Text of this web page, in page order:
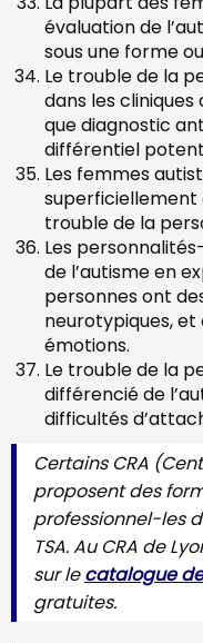
évaluation de
sous une forme
Le trouble de la
dans les cliniques
que diagnostic
différentiel
Les femmes
superficiellement
trouble de la
Les
de l’autisme en
personnes ont
neurotypiques,
émotions.
Le trouble de la
différencié de
difficultés
Certains CRA
proposent des
professionnel-les
TSA. Au CRA de
sur lecatalogue
gratuites.